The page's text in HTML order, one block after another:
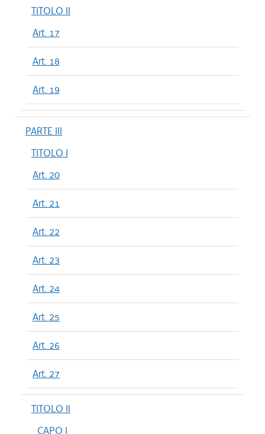
TITOLO II
Art. 17
Art. 18
Art. 19
PARTE III
TITOLO I
Art. 20
Art. 21
Art. 22
Art. 23
Art. 24
Art. 25
Art. 26
Art. 27
TITOLO II
CAPO I